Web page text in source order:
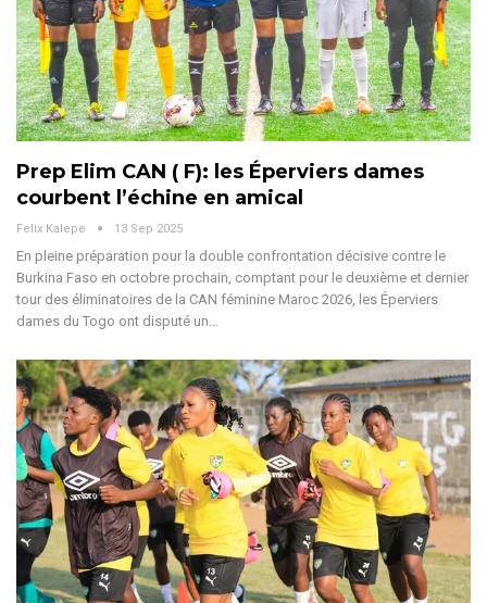
Prep Elim CAN ( F): les Éperviers dames
courbent l’échine en amical
Felix Kalepe 13 Sep 2025
En pleine préparation pour la double confrontation décisive contre le
Burkina Faso en octobre prochain, comptant pour le deuxième et dernier
tour des éliminatoires de la CAN féminine Maroc 2026, les Éperviers
dames du Togo ont disputé un